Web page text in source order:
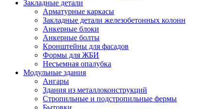
Закладные детали
Арматурные каркасы
Закладные детали железобетонных колонн
Анкерные блоки
Анкерные болты
Кронштейны для фасадов
Формы для ЖБИ
Несъемная опалубка
Модульные здания
Ангары
Здания из металлоконструкций
Стропильные и подстропильные фермы
Бытовки